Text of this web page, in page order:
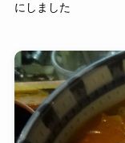
にしました